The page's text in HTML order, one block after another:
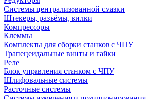
Системы централизованной смазки
Штекеры, разъёмы, вилки
Компрессоры
Клеммы
Комплекты для сборки станков с ЧПУ
Трапецеидальные винты и гайки
Реле
Блок управления станком с ЧПУ
Шлифовальные системы
Расточные системы